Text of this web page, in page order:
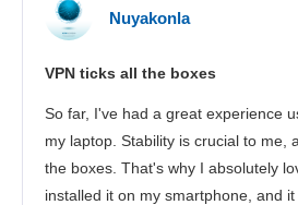
Nuyakonla
VPN ticks all the boxes
So far, I've had a great experience
my laptop. Stability is crucial to me,
the boxes. That's why I absolutely
installed it on my smartphone, and